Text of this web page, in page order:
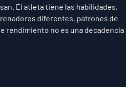
El atleta tiene las habilidades,
diferentes, patrones de
rendimiento no es una decadencia